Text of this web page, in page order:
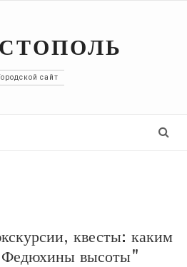
сайт
квесты: каким
высоты"